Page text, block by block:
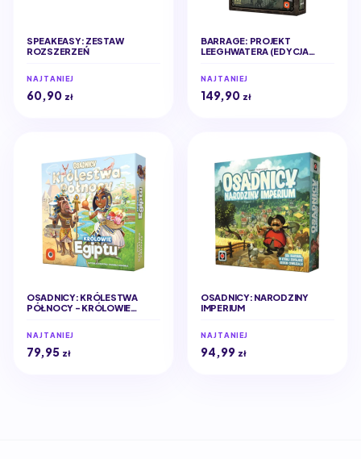
SPEAKEASY: ZESTAW
ROZSZERZEŃ
NAJTANIEJ
60,90 zł
BARRAGE: PROJEKT
LEEGHWATERA (EDYCJA
NAJTANIEJ
149,90 zł
OSADNICY: KRÓLESTWA
PÓŁNOCY - KRÓLOWIE
NAJTANIEJ
79,95 zł
OSADNICY: NARODZINY
IMPERIUM
NAJTANIEJ
94,99 zł